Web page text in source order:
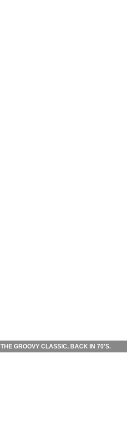
THE GROOVY CLASSIC, BACK IN 70'S.